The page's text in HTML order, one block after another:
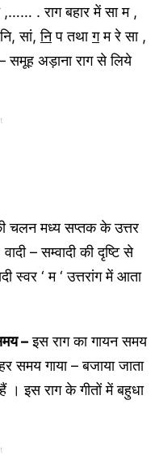
. राग बहार में सा म ,
सां,निप तथागम रे सा ,
समूह अड़ाना राग से लिये
चलन मध्य सप्तक के उत्तर
– सम्वादी की दृष्टि से
स्वर ‘ म ‘ उत्तरांग में आता
–इस राग का गायन समय
समय गाया – बजाया जाता
इस राग के गीतों में बहुधा